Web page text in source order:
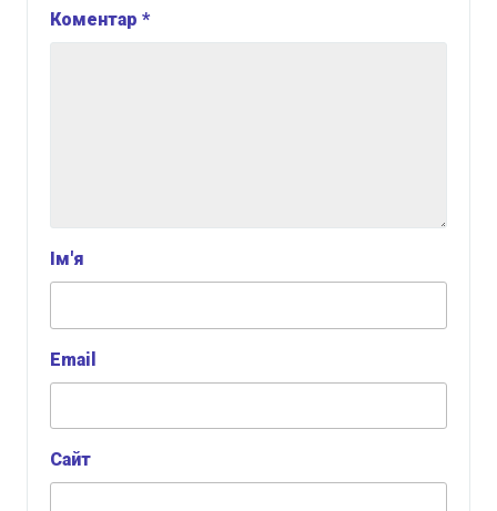
Коментар *
Ім'я
Email
Сайт